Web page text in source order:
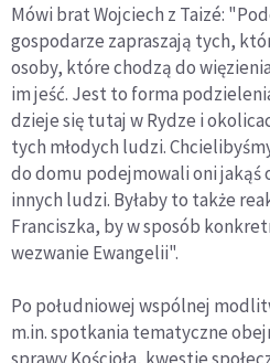
Mówi brat Wojciech z Taizé:
gospodarze zapraszają tych,
osoby, które chodzą do
im jeść. Jest to forma
dzieje się tutaj w Rydze i
tych młodych ludzi.
do domu podejmowali oni jakąś
innych ludzi. Byłaby to także
Franciszka, by w sposób
wezwanie Ewangelii".
Po południowej wspólnej
m.in. spotkania tematyczne